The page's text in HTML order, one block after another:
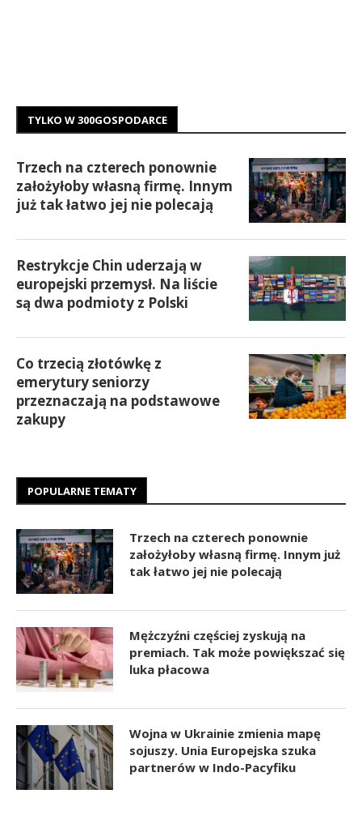
TYLKO W 300GOSPODARCE
Trzech na czterech ponownie
założyłoby własną firmę. Innym
już tak łatwo jej nie polecają
Restrykcje Chin uderzają w
europejski przemysł. Na liście
są dwa podmioty z Polski
Co trzecią złotówkę z
emerytury seniorzy
przeznaczają na podstawowe
zakupy
POPULARNE TEMATY
Trzech na czterech ponownie
założyłoby własną firmę. Innym już
tak łatwo jej nie polecają
Mężczyźni częściej zyskują na
premiach. Tak może powiększać się
luka płacowa
Wojna w Ukrainie zmienia mapę
sojuszy. Unia Europejska szuka
partnerów w Indo-Pacyfiku